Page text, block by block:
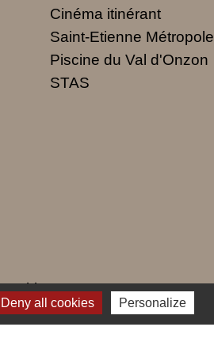
Cinéma itinérant
Saint-Etienne Métropole
Piscine du Val d'Onzon
STAS
Deny all cookies Personalize